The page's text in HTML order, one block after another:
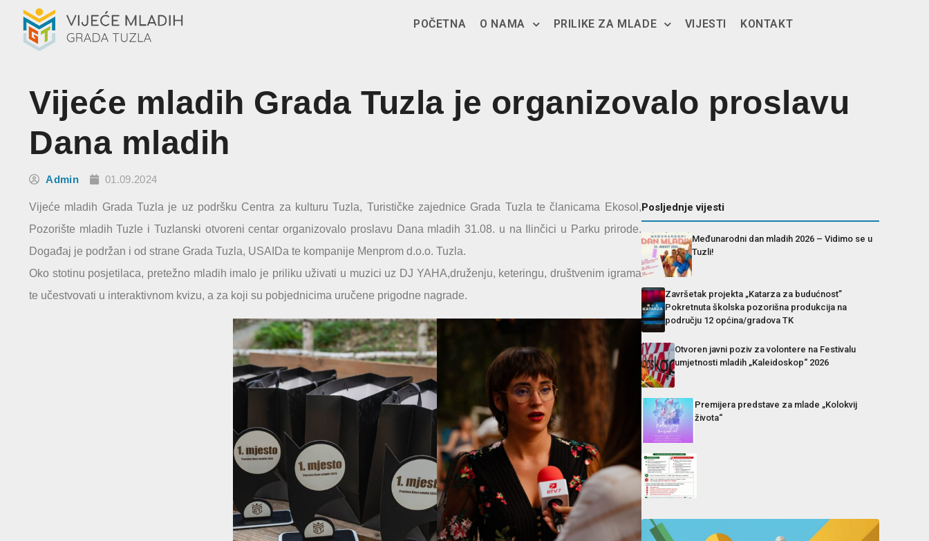
POČETNA O NAMA PRILIKE ZA MLADE VIJESTI KONTAKT
Vijeće mladih Grada Tuzla je organizovalo proslavu
Dana mladih
Admin 01.09.2024
Vijeće mladih Grada Tuzla je uz podršku Centra za kulturu Tuzla, Turističke zajednice Grada Tuzla te članicama Ekosol,
Pozorište mladih Tuzle i Tuzlanski otvoreni centar organizovalo proslavu Dana mladih 31.08. u na Ilinčici u Parku prirode.
Događaj je podržan i od strane Grada Tuzla, USAIDa te kompanije Menprom d.o.o. Tuzla.
Oko stotinu posjetilaca, pretežno mladih imalo je priliku uživati u muzici uz DJ YAHA,druženju, keteringu, društvenim igrama
te učestvovati u interaktivnom kvizu, a za koji su pobjednicima uručene prigodne nagrade.
Posljednje vijesti
Međunarodni dan mladih 2026 – Vidimo se u
Tuzli!
Završetak projekta „Katarza za budućnost”
Pokretnuta školska pozorišna produkcija na
području 12 općina/gradova TK
Otvoren javni poziv za volontere na Festivalu
umjetnosti mladih „Kaleidoskop“ 2026
Premijera predstave za mlade „Kolokvij
života“